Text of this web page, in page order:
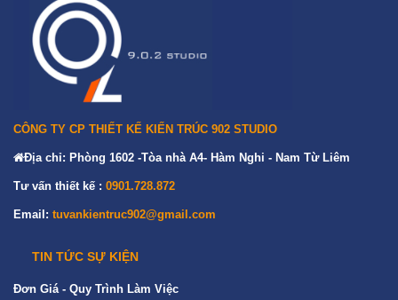
CÔNG TY CP THIẾT KẾ KIẾN TRÚC 902 STUDIO
Địa chỉ: Phòng 1602 -Tòa nhà A4- Hàm Nghi - Nam Từ Liêm
Tư vấn thiết kế : 0901.728.872
Email: tuvankientruc902@gmail.com
TIN TỨC SỰ KIỆN
Đơn Giá - Quy Trình Làm Việc